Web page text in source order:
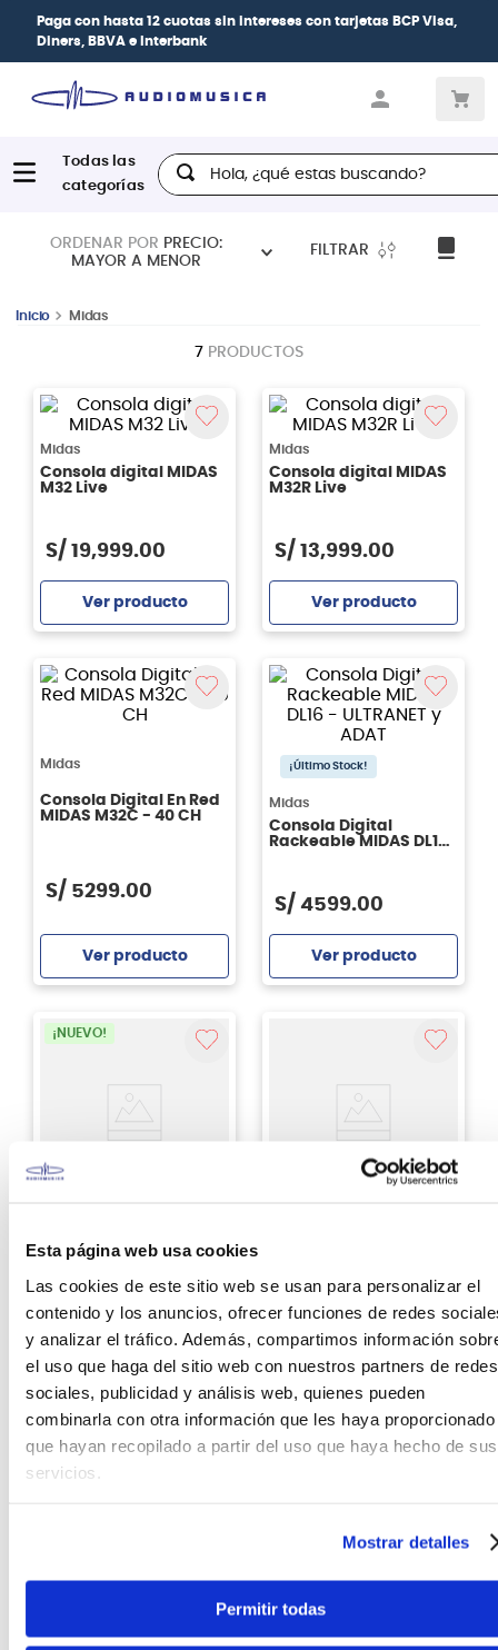
Esta página web usa cookies
Las cookies de este sitio web se usan para personalizar el
contenido y los anuncios, ofrecer funciones de redes
y analizar el tráfico. Además, compartimos información
el uso que haga del sitio web con nuestros partners de redes
sociales, publicidad y análisis web, quienes pueden
combinarla con otra información que les haya proporcionado
que hayan recopilado a partir del uso que haya hecho de sus
servicios.
Mostrar detalles
Permitir todas
Paga con hasta 12 cuotas sin intereses con tarjetas BCP Visa,
Diners, BBVA e Interbank
Hola, ¿qué estas buscando?
ORDENAR POR PRECIO:
MAYOR A MENOR
FILTRAR
Midas
7 PRODUCTOS
Midas
Consola digital MIDAS
M32 Live
S/ 19,999.00
Ver producto
Midas
Consola digital MIDAS
M32R Live
S/ 13,999.00
Ver producto
Midas
Consola Digital En Red
MIDAS M32C - 40 CH
S/ 5299.00
Ver producto
¡Último Stock!
Midas
Consola Digital
Rackeable MIDAS DL16
S/ 4599.00
Ver producto
¡NUEVO!
Consola Digital Con
Interfaz MIDAS MR12 -
12CH - Wifi
2399 00
Ver producto
1549 00
Sin Stock Online